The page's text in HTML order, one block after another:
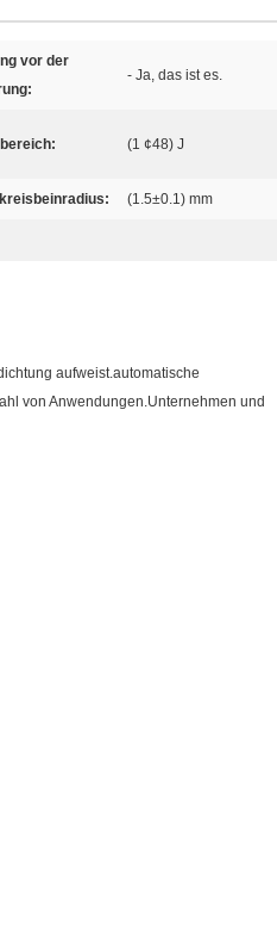
vor der
- Ja, das ist es.
(1 ¢48) J
(1.5±0.1) mm
aufweist.automatische
von Anwendungen.Unternehmen und